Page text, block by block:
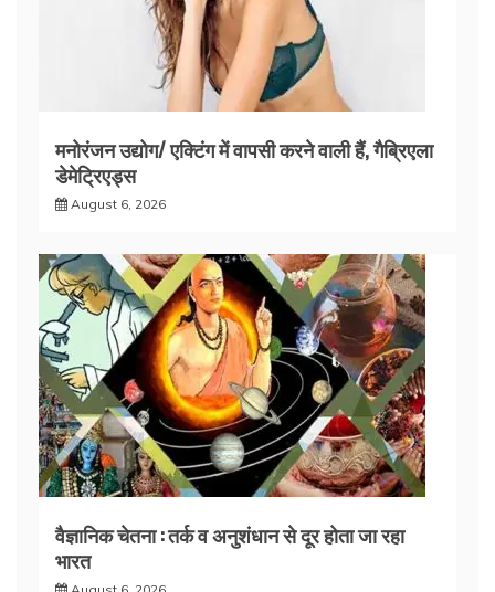
मनोरंजन उद्योग/ एक्टिंग में वापसी करने वाली हैं, गैब्रिएला
डेमेट्रिएड्स
August 6, 2026
वैज्ञानिक चेतना : तर्क व अनुशंधान से दूर होता जा रहा
भारत